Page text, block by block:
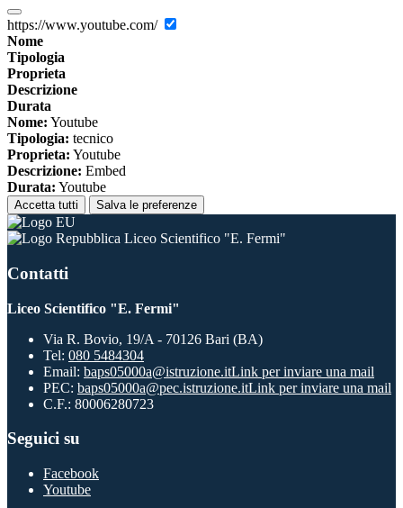
https://www.youtube.com/
Nome
Tipologia
Proprieta
Descrizione
Durata
Nome: Youtube
Tipologia: tecnico
Proprieta: Youtube
Descrizione: Embed
Durata: Youtube
Accetta tutti Salva le preferenze
Liceo Scientifico "E. Fermi"
Contatti
Liceo Scientifico "E. Fermi"
Via R. Bovio, 19/A - 70126 Bari (BA)
Tel: 080 5484304
Email: baps05000a@istruzione.itLink per inviare una mail
PEC: baps05000a@pec.istruzione.itLink per inviare una mail
C.F.: 80006280723
Seguici su
Facebook
Youtube